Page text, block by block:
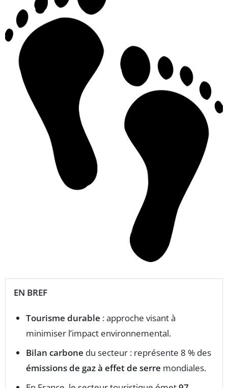
EN BREF
Tourisme durable : approche visant à
minimiser l’impact environnemental.
Bilan carbone du secteur : représente 8 % des
émissions de gaz à effet de serre mondiales.